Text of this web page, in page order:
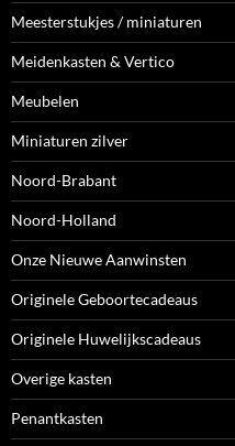
Meesterstukjes / miniaturen
Meidenkasten & Vertico
Meubelen
Miniaturen zilver
Noord-Brabant
Noord-Holland
Onze Nieuwe Aanwinsten
Originele Geboortecadeaus
Originele Huwelijkscadeaus
Overige kasten
Penantkasten